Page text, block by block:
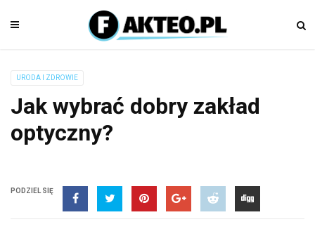
URODA I ZDROWIE
Jak wybrać dobry zakład
optyczny?
PODZIEL SIĘ